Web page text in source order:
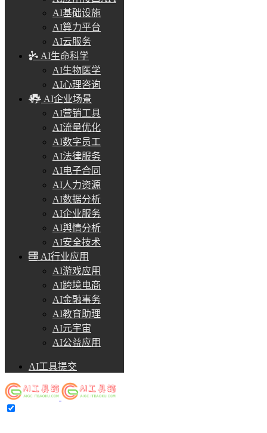
AI基础设施
AI算力平台
AI云服务
AI生命科学
AI生物医学
AI心理咨询
AI企业场景
AI营销工具
AI流量优化
AI数字员工
AI法律服务
AI电子合同
AI人力资源
AI数据分析
AI企业服务
AI舆情分析
AI安全技术
AI行业应用
AI游戏应用
AI跨境电商
AI金融事务
AI教育助理
AI元宇宙
AI公益应用
AI工具提交